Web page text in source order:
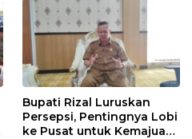
Bupati Rizal Luruskan
Persepsi, Pentingnya Lobi
ke Pusat untuk Kemajuan